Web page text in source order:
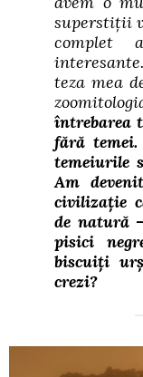
superstiții
complet
teza mea
întrebarea
fără
temeiurile
Am
civilizație
de natură
pisici
biscuiți
crezi?